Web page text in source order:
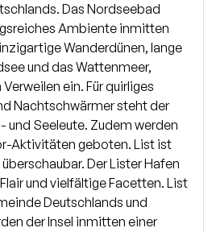
sind aus Kunststoff und zweifach
Ferienwohnungen, jeweils für
befinden sich im
wurden bisher erfolgreich
Die Immobilie wird inklusive
Gegenstände übergeben. Im
geräumige Gartenhütte mit
ist das Grundstück mit
als
genutzt. Von hier
Das Nordseebad
Ambiente inmitten
Wanderdünen, lange
und das Wattenmeer,
ein. Für quirliges
Nachtschwärmer steht der
und Seeleute. Zudem werden
Aktivitäten geboten. List ist
Der Lister Hafen
und vielfältige Facetten. List
Deutschlands und
der Insel inmitten einer